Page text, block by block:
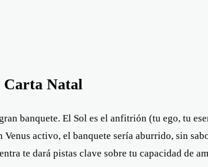
Carta Natal
banquete. El Sol es el anfitrión (tu ego, tu
Venus activo, el banquete sería aburrido, sin
te dará pistas clave sobre tu capacidad de